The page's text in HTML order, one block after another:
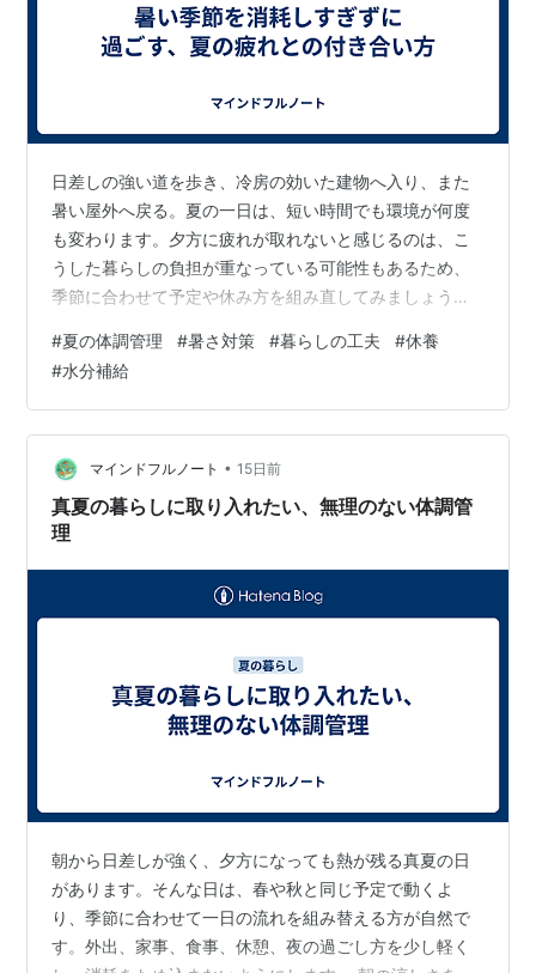
日差しの強い道を歩き、冷房の効いた建物へ入り、また
暑い屋外へ戻る。夏の一日は、短い時間でも環境が何度
も変わります。夕方に疲れが取れないと感じるのは、こ
うした暮らしの負担が重なっている可能性もあるため、
季節に合わせて予定や休み方を組み直してみましょう。
せる用事は、比較的涼しい朝や夕方へ移します。暑い時
間帯に外出する場合は、一度に用事を済ませようとせ
ず、休憩できる場所を途中に入れましょう。天気や暑さ
の情報を確認し、体調が優れない日は延期する柔軟さも
大切です。 帰宅後のひと休みを先にする 家へ着くと、洗
濯や夕食の準備をすぐ始めたくなりますが、まず…
#夏の体調管理 #暑さ対策 #暮らしの工夫 #休養
#水分補給
マインドフルノート • 15日前
真夏の暮らしに取り入れたい、無理のない体調管
理
朝から日差しが強く、夕方になっても熱が残る真夏の日
があります。そんな日は、春や秋と同じ予定で動くよ
り、季節に合わせて一日の流れを組み替える方が自然で
す。外出、家事、食事、休憩、夜の過ごし方を少し軽く